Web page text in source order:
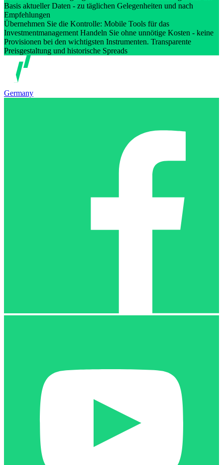
Basis aktueller Daten - zu täglichen Gelegenheiten und nach
Empfehlungen
Übernehmen Sie die Kontrolle: Mobile Tools für das
Investmentmanagement Handeln Sie ohne unnötige Kosten - keine
Provisionen bei den wichtigsten Instrumenten. Transparente
Preisgestaltung und historische Spreads
Germany